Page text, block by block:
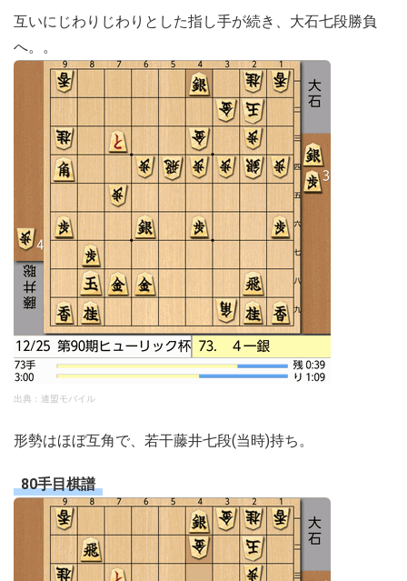
互いにじわりじわりとした指し手が続き、大石七段勝負
へ。。
出典：連盟モバイル
形勢はほぼ互角で、若干藤井七段(当時)持ち。
80手目棋譜